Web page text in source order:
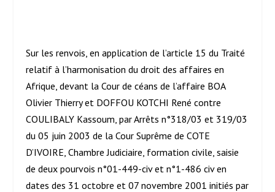
Sur les renvois, en application de l’article 15 du Traité
relatif à l’harmonisation du droit des affaires en
Afrique, devant la Cour de céans de l’affaire BOA
Olivier Thierry et DOFFOU KOTCHI René contre
COULIBALY Kassoum, par Arrêts n°318/03 et 319/03
du 05 juin 2003 de la Cour Suprême de COTE
D’IVOIRE, Chambre Judiciaire, formation civile, saisie
de deux pourvois n°01-449-civ et n°1-486 civ en
dates des 31 octobre et 07 novembre 2001 initiés par